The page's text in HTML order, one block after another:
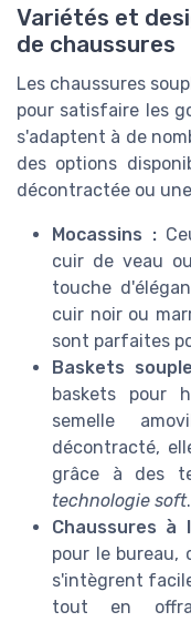
Variétés et
de chaussures
Les chaussures
pour satisfaire les
s'adaptent à de
des options
décontractée ou
Mocassins :
cuir de veau
touche
cuir noir ou
sont parfaites
Baskets
baskets pour
semelle
décontracté,
grâce à des
technologie soft.
Chaussures à
pour le bureau,
s'intègrent
tout en